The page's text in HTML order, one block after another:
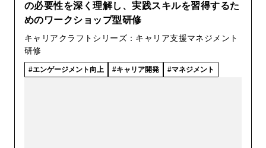
の必要性を深く理解し、実践スキルを習得するた
めのワークショップ型研修
キャリアクラフトシリーズ：キャリア支援マネジメント
研修
エンゲージメント向上 キャリア開発 マネジメント